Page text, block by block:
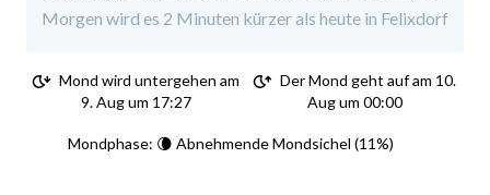
Morgen wird es 2 Minuten kürzer als heute in Felixdorf
Mond wird untergehen am
9. Aug um 17:27
Der Mond geht auf am 10.
Aug um 00:00
Mondphase: 🌘 Abnehmende Mondsichel (11%)